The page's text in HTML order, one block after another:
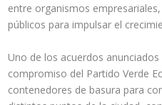
entre organismos
públicos para impulsar el
Uno de los acuerdos
compromiso del Partido Verde
contenedores de basura para